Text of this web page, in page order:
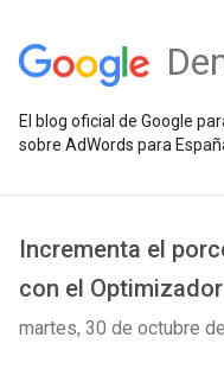
El blog oficial de Google
sobre AdWords para
Incrementa el
con el
martes, 30 de octubre